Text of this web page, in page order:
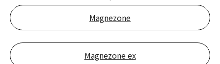
Magnezone
Magnezone ex